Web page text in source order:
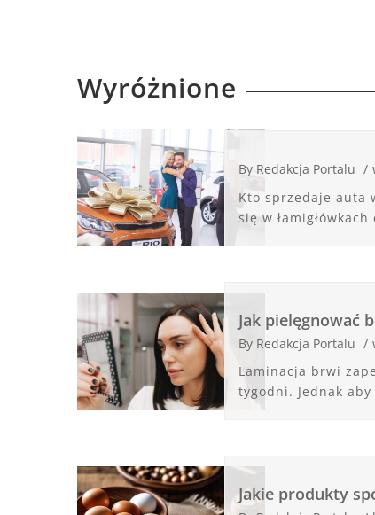
Wyróżnione
By Redakcja Portalu /
Kto sprzedaje auta
się w
Jak pielęgnować
By Redakcja Portalu /
Laminacja brwi
tygodni. Jednak
Jakie produkty